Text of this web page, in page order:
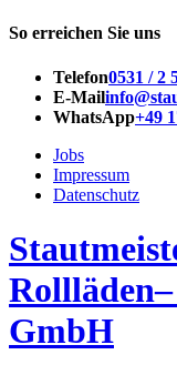
So erreichen Sie uns
Telefon0531 / 2
E-Mail
WhatsApp+49
Jobs
Impressum
Datenschutz
GmbH